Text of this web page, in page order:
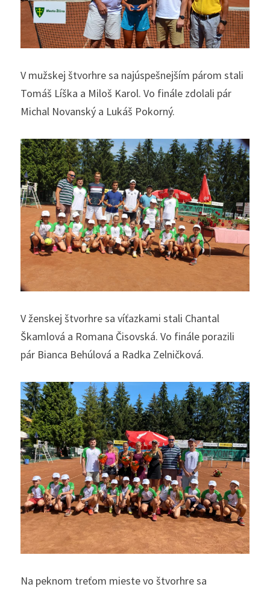
V mužskej štvorhre sa najúspešnejším párom stali
Tomáš Líška a Miloš Karol. Vo finále zdolali pár
Michal Novanský a Lukáš Pokorný.
V ženskej štvorhre sa víťazkami stali Chantal
Škamlová a Romana Čisovská. Vo finále porazili
pár Bianca Behúlová a Radka Zelničková.
Na peknom treťom mieste vo štvorhre sa